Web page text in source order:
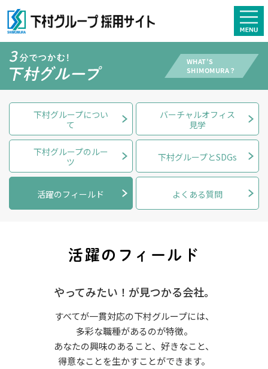
下村グループについ
て
バーチャルオフィス
見学
下村グループのルー
ツ
下村グループとSDGs
活躍のフィールド よくある質問
活躍のフィールド
やってみたい！が見つかる会社。
すべてが一貫対応の下村グループには、
多彩な職種があるのが特徴。
あなたの興味のあること、好きなこと、
得意なことを生かすことができます。